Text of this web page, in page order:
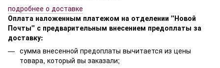
подробнее о доставке
Оплата наложенным платежом на отделении "Новой
Почты" с предварительным внесением предоплаты за
доставку:
сумма внесенной предоплаты вычитается из цены
товара, который вы заказали;